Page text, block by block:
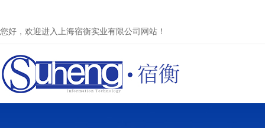
您好，欢迎进入上海宿衡实业有限公司网站！